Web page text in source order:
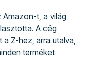
t, a világ
A cég
a Z-hez, arra utalva,
terméket